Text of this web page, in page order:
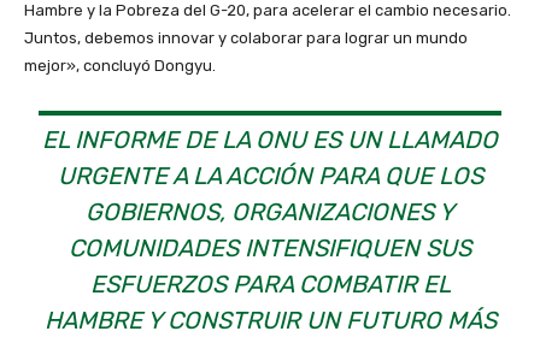
Hambre y la Pobreza del G-20, para acelerar el cambio necesario.
Juntos, debemos innovar y colaborar para lograr un mundo
mejor», concluyó Dongyu.
EL INFORME DE LA ONU ES UN LLAMADO
URGENTE A LA ACCIÓN PARA QUE LOS
GOBIERNOS, ORGANIZACIONES Y
COMUNIDADES INTENSIFIQUEN SUS
ESFUERZOS PARA COMBATIR EL
HAMBRE Y CONSTRUIR UN FUTURO MÁS